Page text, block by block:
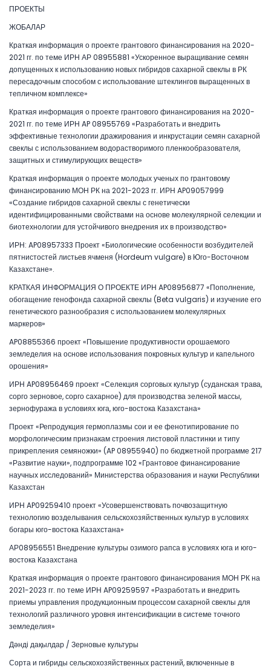
ПРОЕКТЫ
ЖОБАЛАР
Краткая информация о проекте грантового финансирования на 2020-
2021 гг. по теме ИРН АР 08955881 «Ускоренное выращивание семян
допущенных к использованию новых гибридов сахарной свеклы в РК
пересадочным способом с использование штеклингов выращенных в
тепличном комплексе»
Краткая информация о проекте грантового финансирования на 2020-
2021 гг. по теме ИРН AP 08955769 «Разработать и внедрить
эффективные технологии дражирования и инкрустации семян сахарной
свеклы с использованием водорастворимого пленкообразователя,
защитных и стимулирующих веществ»
Краткая информация о проекте молодых ученых по грантовому
финансированию МОН РК на 2021-2023 гг. ИРН AP09057999
«Создание гибридов сахарной свеклы с генетически
идентифицированными свойствами на основе молекулярной селекции и
биотехнологии для устойчивого внедрения их в производство»
ИРН: AP08957333 Проект «Биологические особенности возбудителей
пятнистостей листьев ячменя (Hordeum vulgare) в Юго-Восточном
Казахстане».
КРАТКАЯ ИНФОРМАЦИЯ О ПРОЕКТЕ ИРН AP08956877 «Пополнение,
обогащение генофонда сахарной свеклы (Beta vulgaris) и изучение его
генетического разнообразия с использованием молекулярных
маркеров»
AP08855366 проект «Повышение продуктивности орошаемого
земледелия на основе использования покровных культур и капельного
орошения»
ИРН AP08956469 проект «Селекция сорговых культур (суданская трава,
сорго зерновое, сорго сахарное) для производства зеленой массы,
зернофуража в условиях юга, юго-востока Казахстана»
Проект «Репродукция гермоплазмы сои и ее фенотипирование по
морфологическим признакам строения листовой пластинки и типу
прикрепления семяножки» (AP 08955940) по бюджетной программе 217
«Развитие науки», подпрограмме 102 «Грантовое финансирование
научных исследований» Министерства образования и науки Республики
Казахстан
ИРН AP09259410 проект «Усовершенствовать почвозащитную
технологию возделывания сельскохозяйственных культур в условиях
богары юго-востока Казахстана»
АР08956551 Внедрение культуры озимого рапса в условиях юга и юго-
востока Казахстана
Краткая информация о проекте грантового финансирования МОН РК на
2021-2023 гг. по теме ИРН AP09259597 «Разработать и внедрить
приемы управления продукционным процессом сахарной свеклы для
технологий различного уровня интенсификации в системе точного
земледелия»
Дәнді дақылдар / Зерновые культуры
Сорта и гибриды сельскохозяйственных растений, включенные в